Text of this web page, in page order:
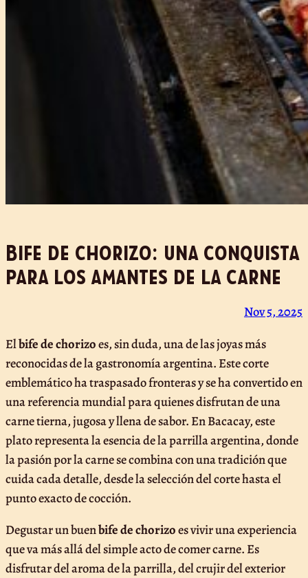
Bife de chorizo: una conquista
para los amantes de la carne
Nov 5, 2025
Elbife de chorizoes, sin duda, una de las joyas más
reconocidas de la gastronomía argentina. Este corte
emblemático ha traspasado fronteras y se ha convertido en
una referencia mundial para quienes disfrutan de una
carne tierna, jugosa y llena de sabor. En Bacacay, este
plato representa la esencia de la parrilla argentina, donde
la pasión por la carne se combina con una tradición que
cuida cada detalle, desde la selección del corte hasta el
punto exacto de cocción.
Degustar un buenbife de chorizoes vivir una experiencia
que va más allá del simple acto de comer carne. Es
disfrutar del aroma de la parrilla, del crujir del exterior